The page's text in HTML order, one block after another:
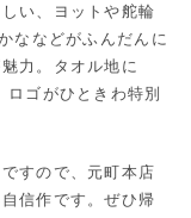
い、ヨットや舵輪
ななどがふんだんに
力。タオル地に
ゴがひときわ特別
すので、元町本店
信作です。ぜひ帰